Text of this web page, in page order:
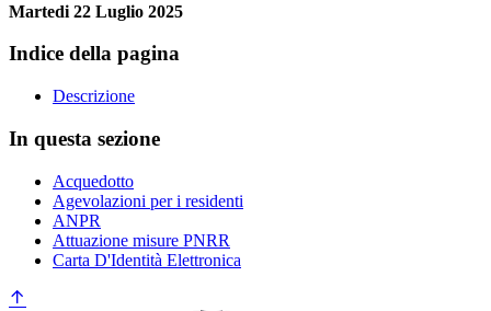
Martedi 22 Luglio 2025
Indice della pagina
Descrizione
In questa sezione
Acquedotto
Agevolazioni per i residenti
ANPR
Attuazione misure PNRR
Carta D'Identità Elettronica